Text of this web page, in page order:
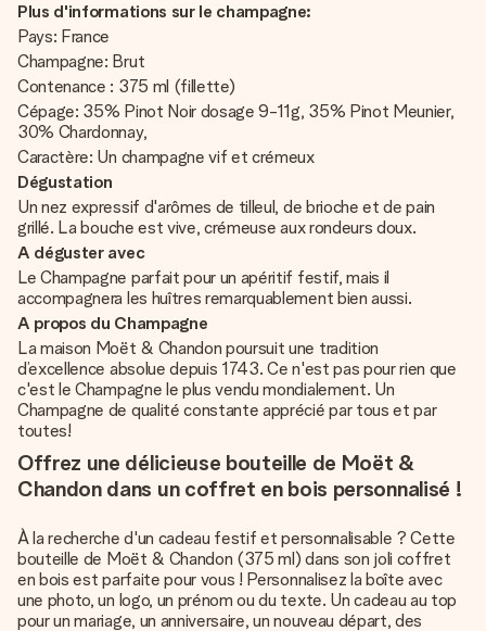
Plus d'informations sur le champagne:
Pays: France
Champagne: Brut
Contenance : 375 ml (fillette)
Cépage: 35% Pinot Noir dosage 9-11g, 35% Pinot Meunier,
30% Chardonnay,
Caractère: Un champagne vif et crémeux
Dégustation
Un nez expressif d'arômes de tilleul, de brioche et de pain
grillé. La bouche est vive, crémeuse aux rondeurs doux.
A déguster avec
Le Champagne parfait pour un apéritif festif, mais il
accompagnera les huîtres remarquablement bien aussi.
A propos du Champagne
La maison Moët & Chandon poursuit une tradition
d’excellence absolue depuis 1743. Ce n'est pas pour rien que
c'est le Champagne le plus vendu mondialement. Un
Champagne de qualité constante apprécié par tous et par
toutes!
Offrez une délicieuse bouteille de Moët &
Chandon dans un coffret en bois personnalisé !
À la recherche d'un cadeau festif et personnalisable ? Cette
bouteille de Moët & Chandon (375 ml) dans son joli coffret
en bois est parfaite pour vous ! Personnalisez la boîte avec
une photo, un logo, un prénom ou du texte. Un cadeau au top
pour un mariage, un anniversaire, un nouveau départ, des